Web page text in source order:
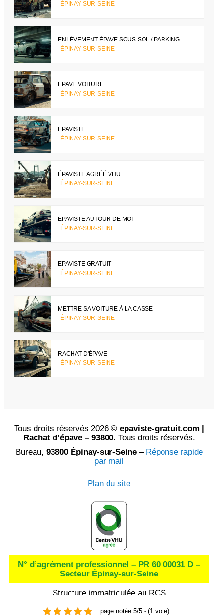
ÉPINAY-SUR-SEINE
ENLÈVEMENT ÉPAVE SOUS-SOL / PARKING
ÉPINAY-SUR-SEINE
EPAVE VOITURE
ÉPINAY-SUR-SEINE
EPAVISTE
ÉPINAY-SUR-SEINE
ÉPAVISTE AGRÉÉ VHU
ÉPINAY-SUR-SEINE
EPAVISTE AUTOUR DE MOI
ÉPINAY-SUR-SEINE
EPAVISTE GRATUIT
ÉPINAY-SUR-SEINE
METTRE SA VOITURE À LA CASSE
ÉPINAY-SUR-SEINE
RACHAT D'ÉPAVE
ÉPINAY-SUR-SEINE
Tous droits réservés 2026 © epaviste-gratuit.com |
Rachat d’épave – 93800. Tous droits réservés.
Bureau, 93800 Épinay-sur-Seine– Réponse rapide
par mail
Plan du site
N° d’agrément professionnel – PR 60 00031 D –
Secteur Épinay-sur-Seine
Structure immatriculée au RCS
page notée 5/5 - (1 vote)